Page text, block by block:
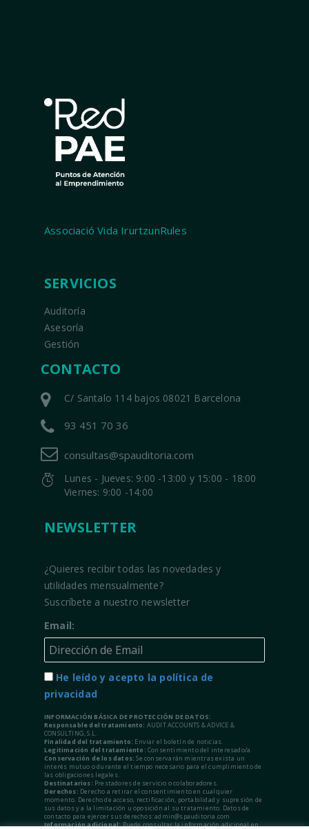
Associació Vida IrurtzunRules
SERVICIOS
Auditoría
Asesoría
Gestión
CONTACTO
C/ Santalo 114 bajos 08021 Barcelona
93 451 70 36
consultas@spauditoria.com
Lunes - Jueves: 9:00 -13:00 y 15:00 - 18:00
Viernes: 9:00 -14:00
NEWSLETTER
¿Quieres recibir todas las novedades y
utilidades mensualmente?
Suscríbete a nuestro newsletter
Email:
He leído y acepto la política de
privacidad
INFORMACIÓN BÁSICA DE PROTECCIÓN DE DATOS:
Responsable del tratamiento: AUDIT ACCOUNTS & ADVICE &
CONSULTING, S.L.
Finalidad del tratamiento: Enviar el boletín de noticias.
Legitimación del tratamiento: Consentimiento del interesado/a.
Conservación de los datos: Se conservarán mientras exista un
interés mutuo o durante el tiempo necesario para el cumplimiento de
las obligaciones legales.
Destinatarios: Prestadores de servicio o colaboradores.
Derechos: Derecho a retirar el consentimiento en cualquier
momento. Derecho de acceso, rectificación, portabilidad y supresión de
sus datos y a la limitación u oposición al su tratamiento. Datos de
contacto para ejercer sus derechos: admin@spauditoria.com
Información adicional:Puede consultar la información adicional en